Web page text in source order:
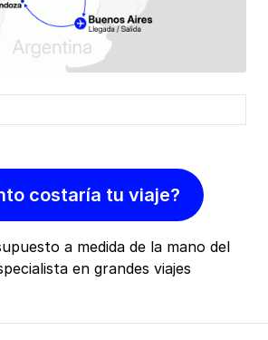
costaría tu viaje?
a medida de la mano del
en grandes viajes